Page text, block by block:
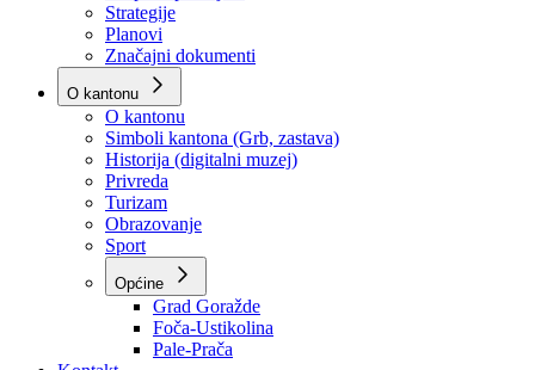
Poslovnik
Program rada Vlade
Ekspoze premijera
Strategije
Planovi
Značajni dokumenti
O kantonu
O kantonu
Simboli kantona (Grb, zastava)
Historija (digitalni muzej)
Privreda
Turizam
Obrazovanje
Sport
Općine